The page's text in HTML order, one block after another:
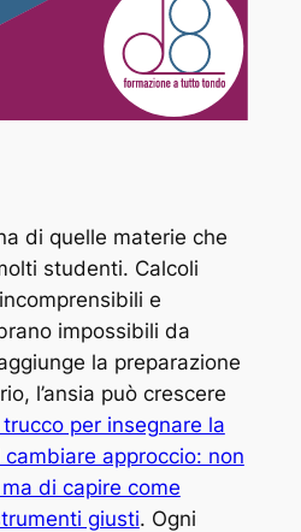
di quelle materie che
studenti. Calcoli
e
impossibili da
la preparazione
l’ansia può crescere
per insegnare la
approccio: non
di capire come
giusti. Ogni